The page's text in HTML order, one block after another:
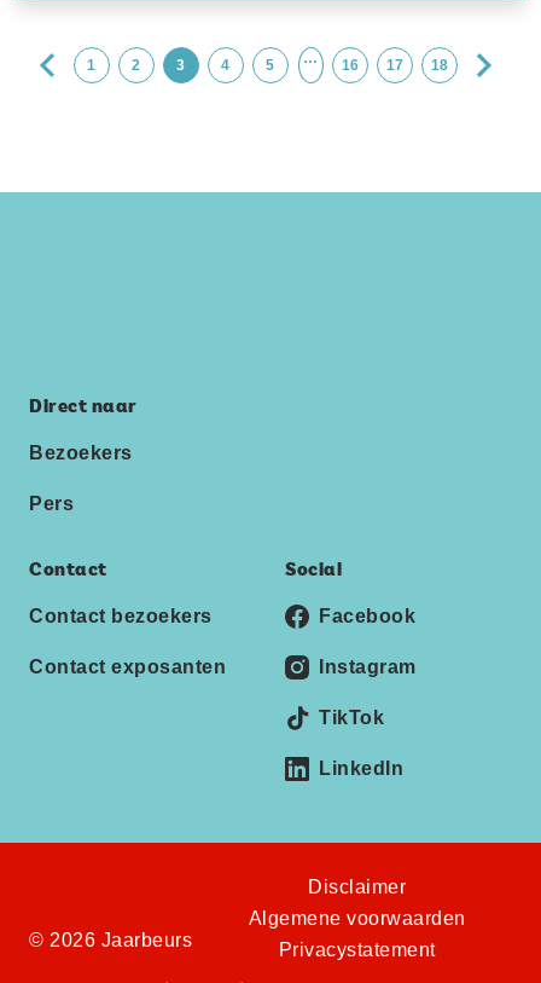
1 2 3 4 5 … 16 17 18
Direct naar
Bezoekers
Pers
Contact
Contact bezoekers
Contact exposanten
Social
Facebook
Instagram
TikTok
LinkedIn
© 2026 Jaarbeurs
Disclaimer
Algemene voorwaarden
Privacystatement